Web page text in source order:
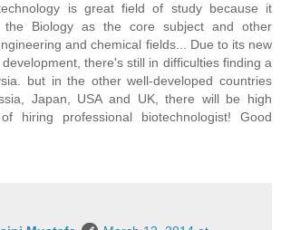
is great field of study because it
the Biology as the core subject and other
and chemical fields... Due to its new
there's still in difficulties finding a
but in the other well-developed countries
Japan, USA and UK, there will be high
hiring professional biotechnologist! Good